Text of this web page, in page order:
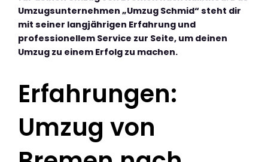
Umzugsunternehmen „Umzug Schmid“ steht dir
mit seiner langjährigen Erfahrung und
professionellem Service zur Seite, um deinen
Umzug zu einem Erfolg zu machen.
Erfahrungen:
Umzug von